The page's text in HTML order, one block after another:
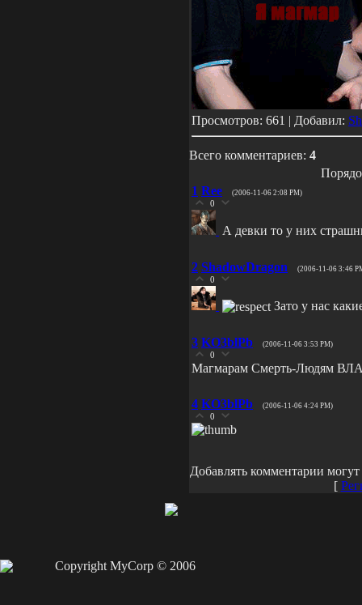
Просмотров: 661 | Добавил:
Всего комментариев: 4
1 Ree (2006-11-06 2:08 PM)
0
А девки то у них
2 ShadowDragon (2006-11-06 3:46
0
Зато у нас
3 KO3blPb (2006-11-06 3:53 PM)
0
Магмарам Смерть-Людям
4 KO3blPb (2006-11-06 4:24 PM)
0
Добавлять комментарии
[
Copyright MyCorp © 2006